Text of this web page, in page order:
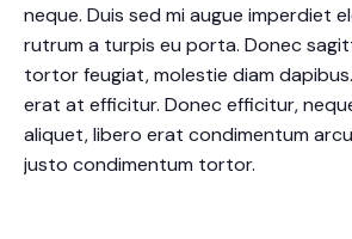
neque. Duis sed mi augue imperdiet
rutrum a turpis eu porta. Donec
tortor feugiat, molestie diam
erat at efficitur. Donec efficitur,
aliquet, libero erat condimentum
justo condimentum tortor.